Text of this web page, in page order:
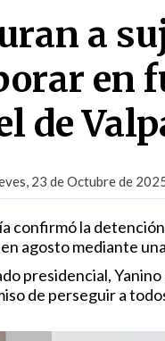
a
en
de
23 de Octubre de
confirmó la
agosto mediante
presidencial,
de perseguir a